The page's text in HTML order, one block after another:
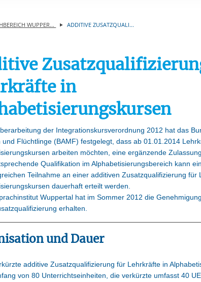
Ihre etwaige Einwilligung erstreckt sich nicht auf
der von Ihnen aufgerufenen und somit
aufgrund berechtigter Interessen und daher
WUPPER... ADDITIVE ZUSATZQUALI...
in
der Integrationskursverordnung 2012 hat das
und Flüchtlinge (BAMF) festgelegt, dass ab 01.01.2014
arbeiten möchten, eine ergänzende
Qualifikation im Alphabetisierungsbereich kann
Teilnahme an einer additiven Zusatzqualifizierung für
dauerhaft erteilt werden.
Wuppertal hat im Sommer 2012 die
erhalten.
und Dauer
additive Zusatzqualifizierung für Lehrkräfte in
von 80 Unterrichtseinheiten, die verkürzte umfasst 40